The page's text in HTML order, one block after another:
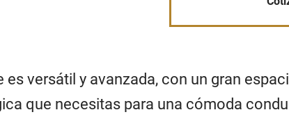
es versátil y avanzada, con un gran
que necesitas para una cómoda